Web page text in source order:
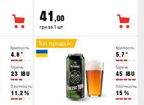
41 ,00
грн за 1 шт
Крепость
4.8 °
Горечь
23 IBU
Плотность
11.2 %
Крепость
5.7 °
Горечь
45 IBU
Плотность
15 %
Топ продаж